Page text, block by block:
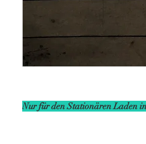
Nur für den Stationären Laden